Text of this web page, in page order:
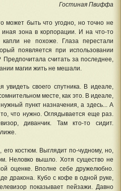
Гостиная Пвиффа
может быть что угодно, но точно не
зона в корпорации. И на что-то
не похоже. Глаза перестали
появляется при использовании
считать за последнее,
магии жить не мешали.
своего спутника. В идеале,
месте, как это. В идеале,
пункт назначения, а здесь... А
что нужно. Оглядывается еще раз.
диванчик. Там кто-то сидит.
костюм. Выглядит по-чудному, но,
Неловко вышло. Хотя существо не
оценке. Вполне себе дружелюбно.
дракона. Кубо с кофе в одной руке,
показывает пейзажи. Давно